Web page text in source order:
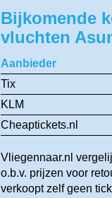
Bijkomende
vluchten
Aanbieder
Tix
KLM
Cheaptickets.nl
Vliegennaar.nl
o.b.v. prijzen voor
verkoopt zelf geen